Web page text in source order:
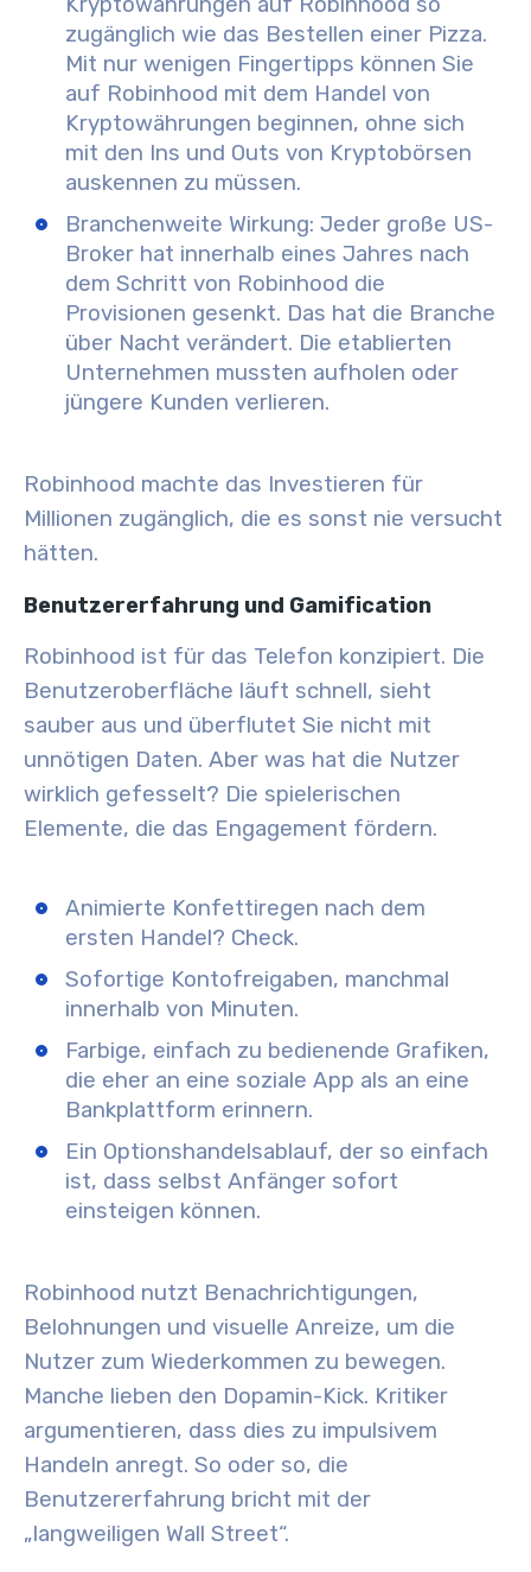
zugänglich wie das Bestellen einer Pizza.
Mit nur wenigen Fingertipps können Sie
auf Robinhood mit dem Handel von
Kryptowährungen beginnen, ohne sich
mit den Ins und Outs von Kryptobörsen
auskennen zu müssen.
Branchenweite Wirkung: Jeder große US-
Broker hat innerhalb eines Jahres nach
dem Schritt von Robinhood die
Provisionen gesenkt. Das hat die Branche
über Nacht verändert. Die etablierten
Unternehmen mussten aufholen oder
jüngere Kunden verlieren.
Robinhood machte das Investieren für
Millionen zugänglich, die es sonst nie versucht
hätten.
Benutzererfahrung und Gamification
Robinhood ist für das Telefon konzipiert. Die
Benutzeroberfläche läuft schnell, sieht
sauber aus und überflutet Sie nicht mit
unnötigen Daten. Aber was hat die Nutzer
wirklich gefesselt? Die spielerischen
Elemente, die das Engagement fördern.
Animierte Konfettiregen nach dem
ersten Handel? Check.
Sofortige Kontofreigaben, manchmal
innerhalb von Minuten.
Farbige, einfach zu bedienende Grafiken,
die eher an eine soziale App als an eine
Bankplattform erinnern.
Ein Optionshandelsablauf, der so einfach
ist, dass selbst Anfänger sofort
einsteigen können.
Robinhood nutzt Benachrichtigungen,
Belohnungen und visuelle Anreize, um die
Nutzer zum Wiederkommen zu bewegen.
Manche lieben den Dopamin-Kick. Kritiker
argumentieren, dass dies zu impulsivem
Handeln anregt. So oder so, die
Benutzererfahrung bricht mit der
„langweiligen Wall Street“.